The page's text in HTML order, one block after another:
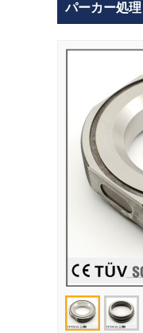
パーカー処